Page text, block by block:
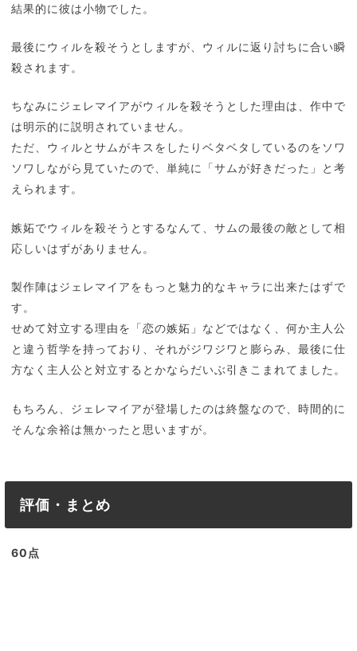
結果的に彼は小物でした。
最後にウィルを殺そうとしますが、ウィルに返り討ちに合い瞬
殺されます。
ちなみにジェレマイアがウィルを殺そうとした理由は、作中で
は明示的に説明されていません。
ただ、ウィルとサムがキスをしたりベタベタしているのをソワ
ソワしながら見ていたので、単純に「サムが好きだった」と考
えられます。
嫉妬でウィルを殺そうとするなんて、サムの最後の敵として相
応しいはずがありません。
製作陣はジェレマイアをもっと魅力的なキャラに出来たはずで
す。
せめて対立する理由を「恋の嫉妬」などではなく、何か主人公
と違う哲学を持っており、それがジワジワと膨らみ、最後に仕
方なく主人公と対立するとかならだいぶ引きこまれてました。
もちろん、ジェレマイアが登場したのは終盤なので、時間的に
そんな余裕は無かったと思いますが。
評価・まとめ
60点